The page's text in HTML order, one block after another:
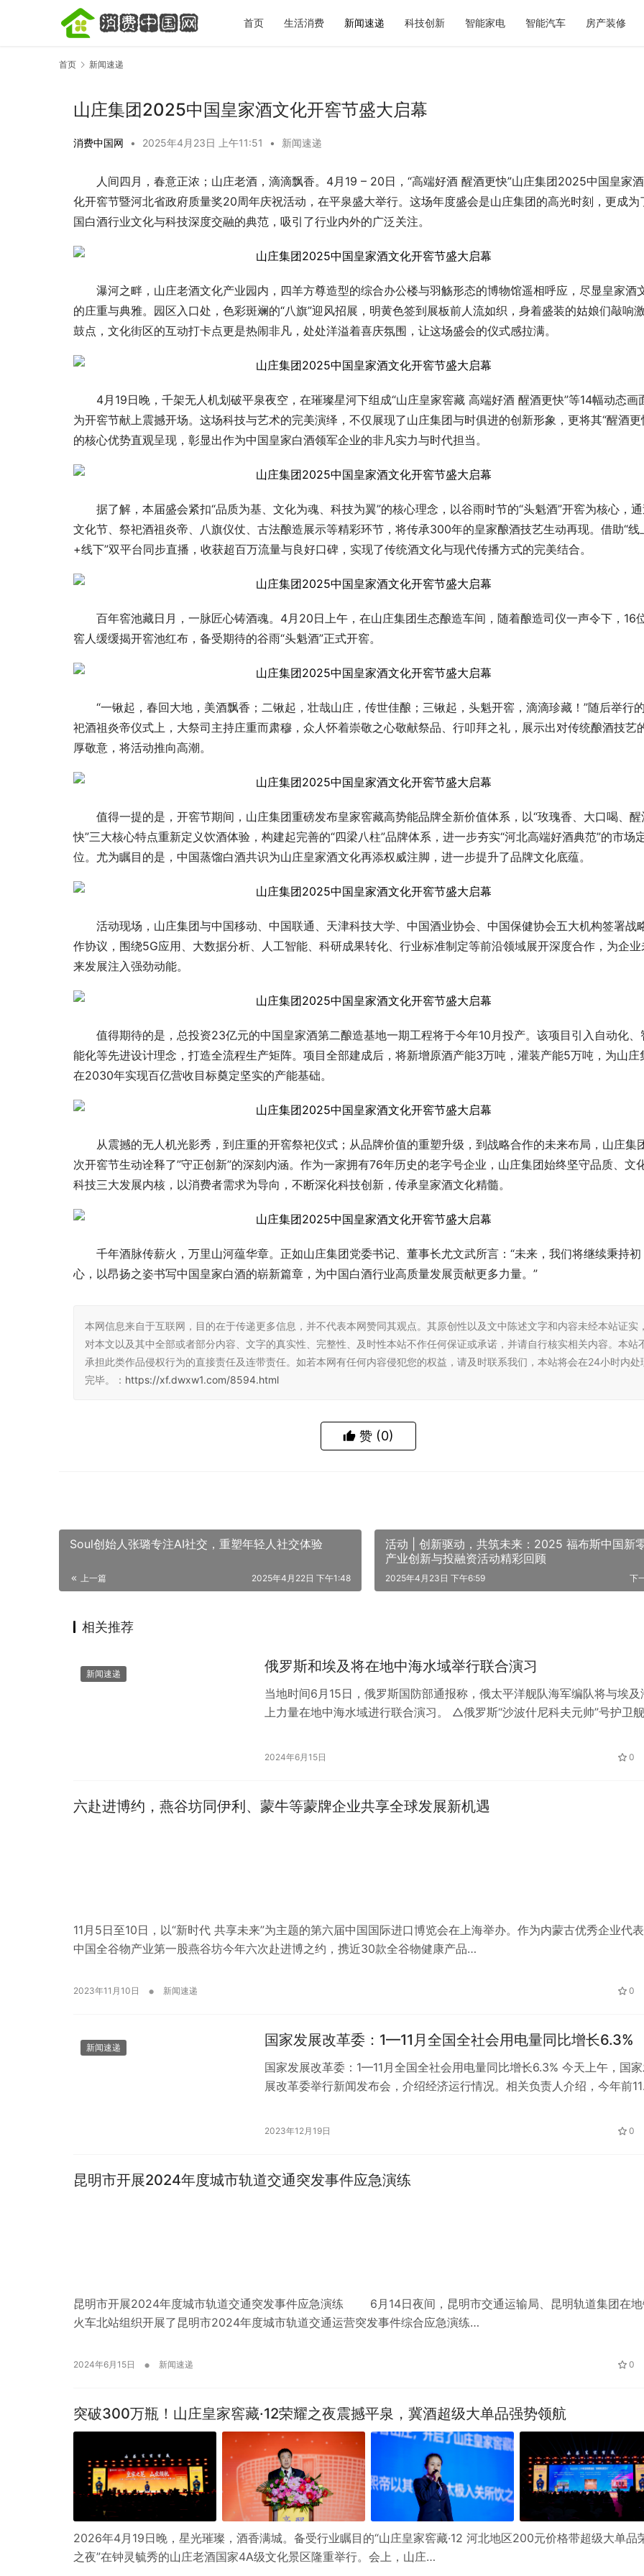
首页 生活消费 新闻速递 科技创新 智能家电 智能汽车 房产装修
首页 新闻速递
山庄集团2025中国皇家酒文化开窖节盛大启幕
消费中国网 • 2025年4月23日 上午11:51 • 新闻速递
人间四月，春意正浓；山庄老酒，滴滴飘香。4月19 – 20日，“高端好酒 醒酒更快”山庄集团2025中国皇家
化开窖节暨河北省政府质量奖20周年庆祝活动，在平泉盛大举行。这场年度盛会是山庄集团的高光时刻，更成为
国白酒行业文化与科技深度交融的典范，吸引了行业内外的广泛关注。
瀑河之畔，山庄老酒文化产业园内，四羊方尊造型的综合办公楼与羽觞形态的博物馆遥相呼应，尽显皇家酒
的庄重与典雅。园区入口处，色彩斑斓的“八旗”迎风招展，明黄色签到展板前人流如织，身着盛装的姑娘们敲响
鼓点，文化街区的互动打卡点更是热闹非凡，处处洋溢着喜庆氛围，让这场盛会的仪式感拉满。
4月19日晚，千架无人机划破平泉夜空，在璀璨星河下组成“山庄皇家窖藏 高端好酒 醒酒更快”等14幅动态画
为开窖节献上震撼开场。这场科技与艺术的完美演绎，不仅展现了山庄集团与时俱进的创新形象，更将其“醒酒更
的核心优势直观呈现，彰显出作为中国皇家白酒领军企业的非凡实力与时代担当。
据了解，本届盛会紧扣“品质为基、文化为魂、科技为翼”的核心理念，以谷雨时节的“头魁酒”开窖为核心，
文化节、祭祀酒祖炎帝、八旗仪仗、古法酿造展示等精彩环节，将传承300年的皇家酿酒技艺生动再现。借助“线
+线下”双平台同步直播，收获超百万流量与良好口碑，实现了传统酒文化与现代传播方式的完美结合。
百年窖池藏日月，一脉匠心铸酒魂。4月20日上午，在山庄集团生态酿造车间，随着酿造司仪一声令下，16
窖人缓缓揭开窖池红布，备受期待的谷雨“头魁酒”正式开窖。
“一锹起，春回大地，美酒飘香；二锹起，壮哉山庄，传世佳酿；三锹起，头魁开窖，滴滴珍藏！”随后举行
祀酒祖炎帝仪式上，大祭司主持庄重而肃穆，众人怀着崇敬之心敬献祭品、行叩拜之礼，展示出对传统酿酒技艺
厚敬意，将活动推向高潮。
值得一提的是，开窖节期间，山庄集团重磅发布皇家窖藏高势能品牌全新价值体系，以“玫瑰香、大口喝、醒
快”三大核心特点重新定义饮酒体验，构建起完善的“四梁八柱”品牌体系，进一步夯实“河北高端好酒典范”的市场
位。尤为瞩目的是，中国蒸馏白酒共识为山庄皇家酒文化再添权威注脚，进一步提升了品牌文化底蕴。
活动现场，山庄集团与中国移动、中国联通、天津科技大学、中国酒业协会、中国保健协会五大机构签署战
作协议，围绕5G应用、大数据分析、人工智能、科研成果转化、行业标准制定等前沿领域展开深度合作，为企业
来发展注入强劲动能。
值得期待的是，总投资23亿元的中国皇家酒第二酿造基地一期工程将于今年10月投产。该项目引入自动化、
能化等先进设计理念，打造全流程生产矩阵。项目全部建成后，将新增原酒产能3万吨，灌装产能5万吨，为山庄
在2030年实现百亿营收目标奠定坚实的产能基础。
从震撼的无人机光影秀，到庄重的开窖祭祀仪式；从品牌价值的重塑升级，到战略合作的未来布局，山庄集
次开窖节生动诠释了”守正创新”的深刻内涵。作为一家拥有76年历史的老字号企业，山庄集团始终坚守品质、文化
科技三大发展内核，以消费者需求为导向，不断深化科技创新，传承皇家酒文化精髓。
千年酒脉传薪火，万里山河蕴华章。正如山庄集团党委书记、董事长尤文武所言：“未来，我们将继续秉持初
心，以昂扬之姿书写中国皇家白酒的崭新篇章，为中国白酒行业高质量发展贡献更多力量。”
本网信息来自于互联网，目的在于传递更多信息，并不代表本网赞同其观点。其原创性以及文中陈述文字和内容未经本站证实，
对本文以及其中全部或者部分内容、文字的真实性、完整性、及时性本站不作任何保证或承诺，并请自行核实相关内容。本站
承担此类作品侵权行为的直接责任及连带责任。如若本网有任何内容侵犯您的权益，请及时联系我们，本站将会在24小时内处
完毕。： https://xf.dwxw1.com/8594.html
赞 (0)
Soul创始人张璐专注AI社交，重塑年轻人社交体验
上一篇 2025年4月22日 下午1:48
活动 | 创新驱动，共筑未来：2025 福布斯中国新
产业创新与投融资活动精彩回顾
下
2025年4月23日 下午6:59
相关推荐
新闻速递 俄罗斯和埃及将在地中海水域举行联合演习
当地时间6月15日，俄罗斯国防部通报称，俄太平洋舰队海军编队将与埃及
上力量在地中海水域进行联合演习。 △俄罗斯“沙波什尼科夫元帅”号护卫舰
2024年6月15日 0
六赴进博约，燕谷坊同伊利、蒙牛等蒙牌企业共享全球发展新机遇
11月5日至10日，以“新时代 共享未来”为主题的第六届中国国际进口博览会在上海举办。作为内蒙古优秀企业代表
中国全谷物产业第一股燕谷坊今年六次赴进博之约，携近30款全谷物健康产品…
2023年11月10日 • 新闻速递 0
新闻速递 国家发展改革委：1—11月全国全社会用电量同比增长6.3%
国家发展改革委：1—11月全国全社会用电量同比增长6.3% 今天上午，国
展改革委举行新闻发布会，介绍经济运行情况。相关负责人介绍，今年前11
2023年12月19日 0
昆明市开展2024年度城市轨道交通突发事件应急演练
昆明市开展2024年度城市轨道交通突发事件应急演练 6月14日夜间，昆明市交通运输局、昆明轨道集团在
火车北站组织开展了昆明市2024年度城市轨道交通运营突发事件综合应急演练…
2024年6月15日 • 新闻速递 0
突破300万瓶！山庄皇家窖藏·12荣耀之夜震撼平泉，冀酒超级大单品强势领航
2026年4月19日晚，星光璀璨，酒香满城。备受行业瞩目的“山庄皇家窖藏·12 河北地区200元价格带超级大单品
之夜”在钟灵毓秀的山庄老酒国家4A级文化景区隆重举行。会上，山庄…
2026青岛大码婚纱摄影选型参考：玛格摄
影的服务模式与价格体系
2026青岛显瘦婚纱照选型参考：玛
的专属方案与服务体系解析